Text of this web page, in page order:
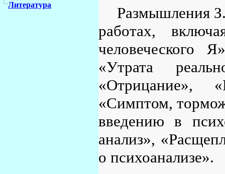
Литература
Размышления
работах,
«Утрата
«Отрицание»,
«Симптом,
введению в
анализ»,
о психоанализе».